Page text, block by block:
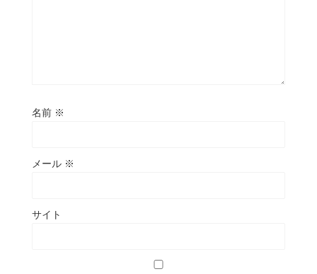
名前 ※
メール ※
サイト